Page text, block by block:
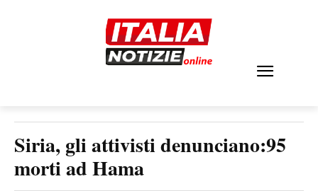
Siria, gli attivisti denunciano:95
morti ad Hama